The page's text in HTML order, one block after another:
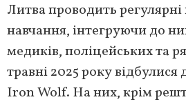
Литва проводить
навчання, інтегруючи до
медиків, поліцейських та
травні 2025 року
Iron Wolf. На них, крім